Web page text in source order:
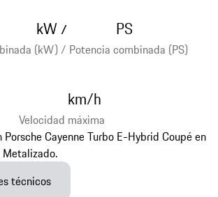
(kW) / Potencia combinada (PS)
kW/ PS
Velocidad máxima
km/h
técnicos